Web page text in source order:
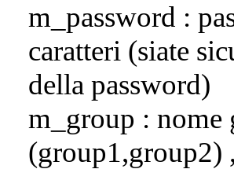
m_password :
caratteri (siate
della password)
m_group : nome
(group1,group2)